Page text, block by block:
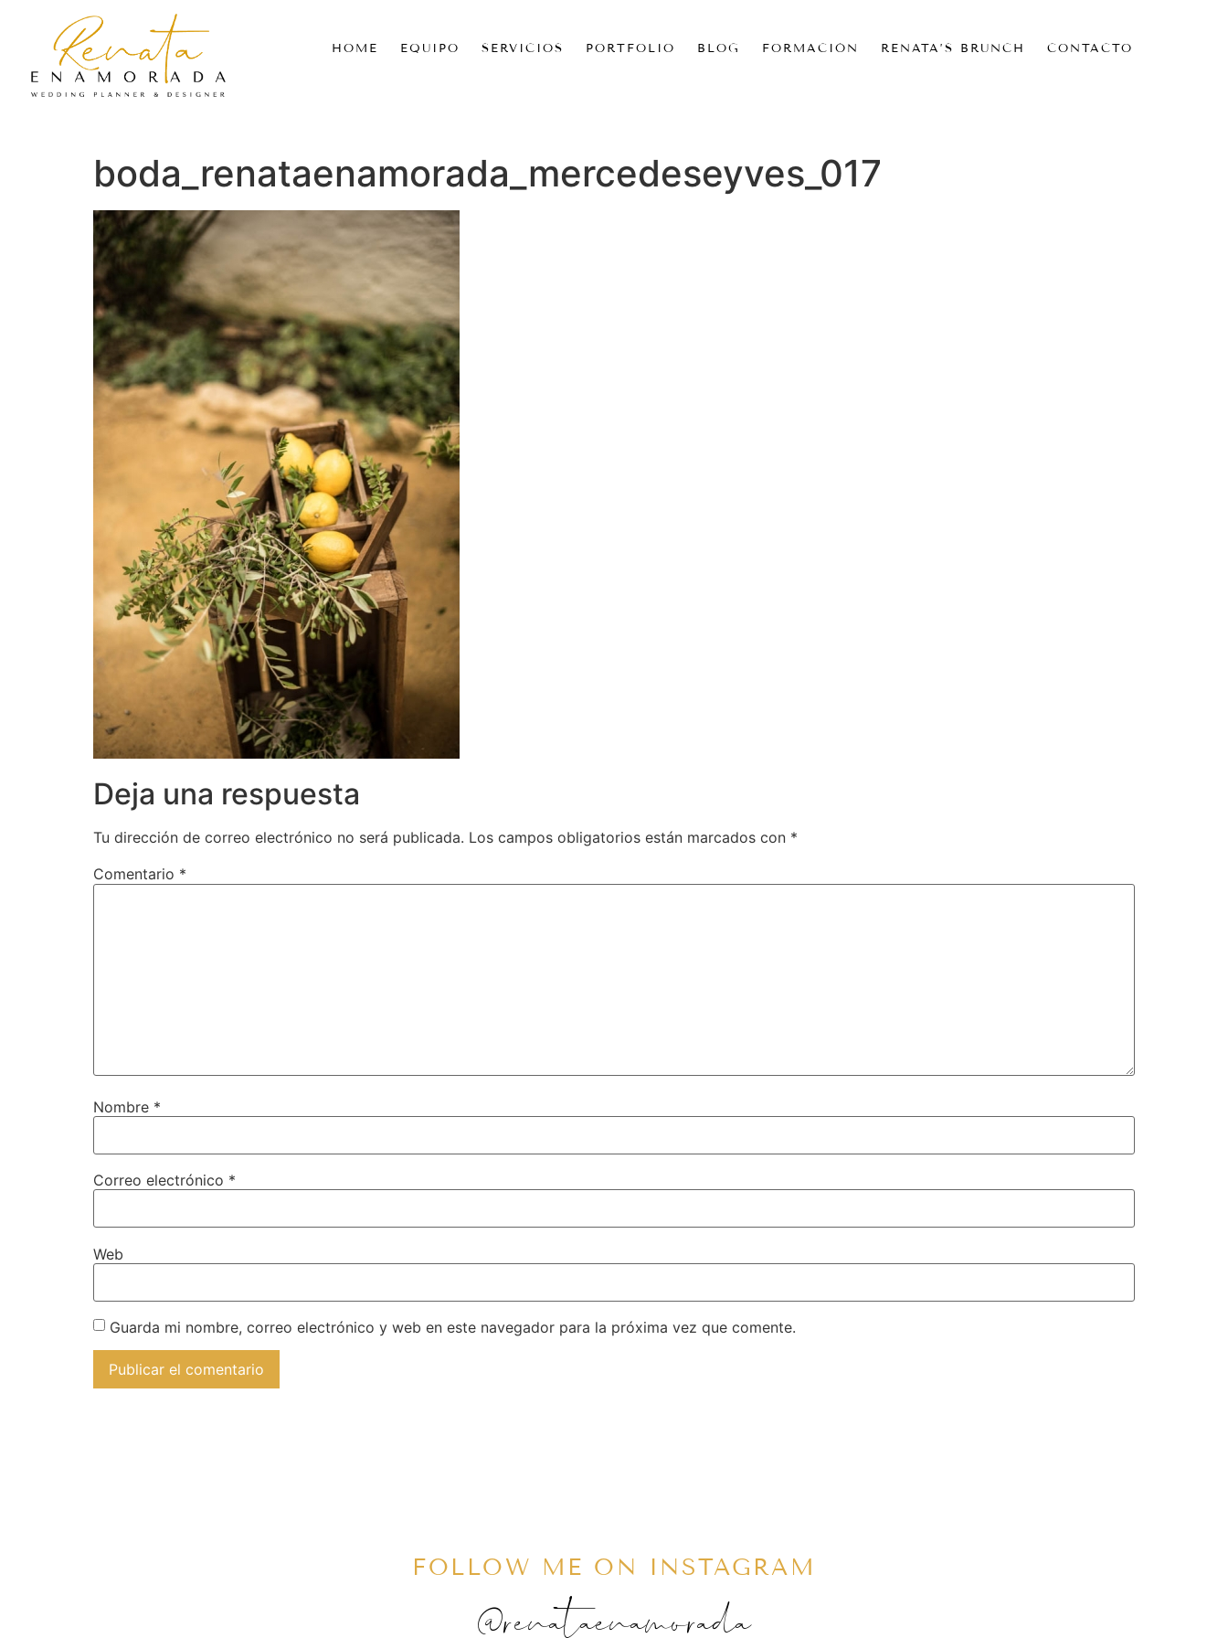
HOME EQUIPO SERVICIOS PORTFOLIO BLOG FORMACIÓN RENATA’S BRUNCH CONTACTO
boda_renataenamorada_mercedeseyves_017
Deja una respuesta
Tu dirección de correo electrónico no será publicada. Los campos obligatorios están marcados con *
Comentario *
Nombre *
Correo electrónico *
Web
Guarda mi nombre, correo electrónico y web en este navegador para la próxima vez que comente.
FOLLOW ME ON INSTAGRAM